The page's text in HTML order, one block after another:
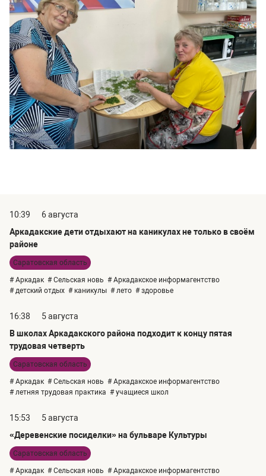
10:39
6 августа
Аркадакские дети отдыхают на каникулах не только в своём
районе
Саратовская область
# Аркадак # Сельская новь # Аркадакское информагентство
# детский отдых # каникулы # лето # здоровье
16:38
5 августа
В школах Аркадакского района подходит к концу пятая
трудовая четверть
Саратовская область
# Аркадак # Сельская новь # Аркадакское информагентство
# летняя трудовая практика # учащиеся школ
15:53
5 августа
«Деревенские посиделки» на бульваре Культуры
Саратовская область
# Аркадак # Сельская новь # Аркадакское информагентство